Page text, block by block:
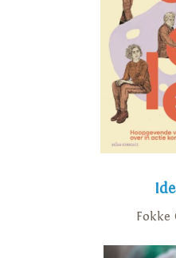
Fokke